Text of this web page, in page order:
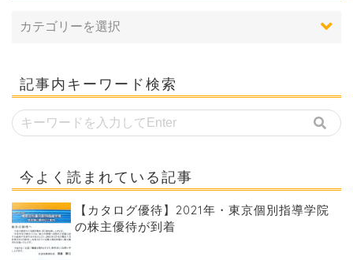
記事内キーワード検索
今よく読まれている記事
【カタログ優待】2021年・東京個別指導学院
の株主優待が到着